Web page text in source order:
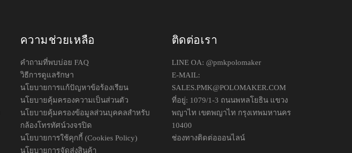
ความช่วยเหลือ
คำถามที่พบบ่อย FAQ
วิธีการดูแลรักษา
นโยบายการแก้ปัญหาข้อร้องเรียน
นโยบายคุ้มครองความเป็นส่วนตัว
นโยบายคุ้มครองข้อมูลส่วนบุคคลสำหรับ
กล้องโทรทัศน์วงจรปิด
นโยบายการใช้คุกกี้ (Cookies Policy)
นโยบายการจัดส่งสินค้า
ติดต่อเรา
LINE OA: @pmkpolomaker
E-MAIL:
SALES.PMK@POLOMAKER.COM
ที่อยู่: 1079/1-3 ถนนพหลโยธิน แขวง
พญาไท เขตพญาไท กรุงเทพมหานคร
10400
ช่องทางติดต่อออนไลน์